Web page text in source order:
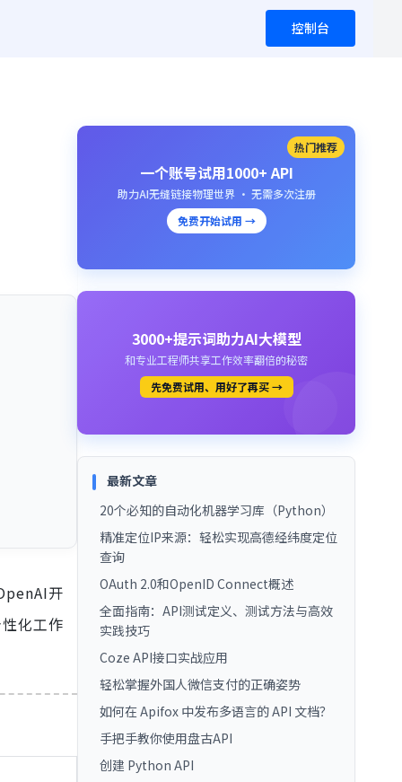
控制台
开
化工作
热门推荐
一个账号试用1000+ API
助力AI无缝链接物理世界 · 无需多次注册
免费开始试用 →
3000+提示词助力AI大模型
和专业工程师共享工作效率翻倍的秘密
先免费试用、用好了再买 →
最新文章
20个必知的自动化机器学习库（Python）
精准定位IP来源：轻松实现高德经纬度定位
查询
OAuth 2.0和OpenID Connect概述
全面指南：API测试定义、测试方法与高效
实践技巧
Coze API接口实战应用
轻松掌握外国人微信支付的正确姿势
如何在 Apifox 中发布多语言的 API 文档？
手把手教你使用盘古API
创建 Python API